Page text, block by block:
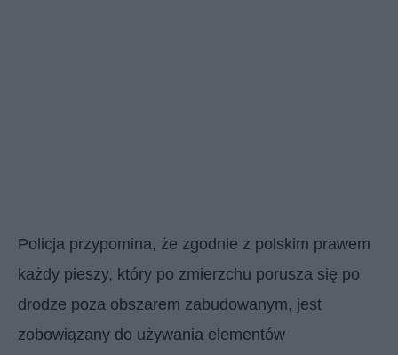
Policja przypomina, że zgodnie z polskim prawem
każdy pieszy, który po zmierzchu porusza się po
drodze poza obszarem zabudowanym, jest
zobowiązany do używania elementów